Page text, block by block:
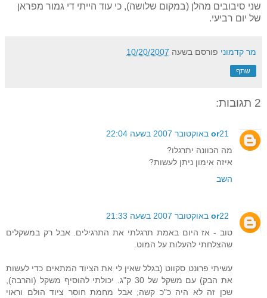
שני סיבובים מהלן (במקום שלושה), כי עוד הייתי די גמור מפראן
של יום רביעי.
מר קדמוני פורסם בשעה 10/20/2007
שתף
2 תגובות:
or21 באוקטובר 2007 בשעה 22:04
מה הכוונה יתרגלו?
איזה אימון ניתן לעשות?
השב
or22 באוקטובר 2007 בשעה 21:33
טוב - אז היום באמת תרגלתי את התרגילים. אבל רק במשקלים
שהצלחתי להעלות על המוט.
עשיתי פרונט סקווט (בגלל שאין לי את הציוד המתאים כדי לעשות
את הבק) עם משקל של 30 ק"ג. יכולתי להוסיף משקל (והרבה),
שכן זה לא היה כ"כ קשה; אבל מחמת חוסר ציוד הולם וראוי